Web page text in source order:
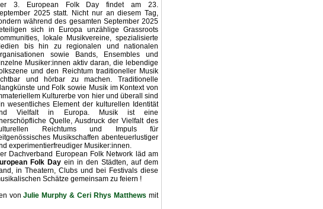
3. European Folk Day findet am 23.
2025 statt. Nicht nur an diesem Tag,
während des gesamten September 2025
sich in Europa unzählige Grassroots
lokale Musikvereine, spezialisierte
bis hin zu regionalen und nationalen
sowie Bands, Ensembles und
Musiker:innen aktiv daran, die lebendige
und den Reichtum traditioneller Musik
und hörbar zu machen. Traditionelle
und Folk sowie Musik im Kontext von
Kulturerbe von hier und überall sind
wesentliches Element der kulturellen Identität
Vielfalt in Europa. Musik ist eine
Quelle, Ausdruck der Vielfalt des
Reichtums und Impuls für
Musikschaffen abenteuerlustiger
experimentierfreudiger Musiker:innen.
Dachverband European Folk Network läd am
Folk Day ein in den Städten, auf dem
in Theatern, Clubs und bei Festivals diese
Schätze gemeinsam zu feiern !
vonJulie Murphy & Ceri Rhys Matthews mit